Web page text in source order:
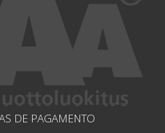
DE PAGAMENTO